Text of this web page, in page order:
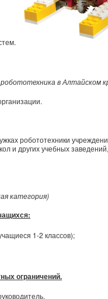
в Алтайском
робототехники
и других учебных
категория)
1-2 классов);
ограничений.